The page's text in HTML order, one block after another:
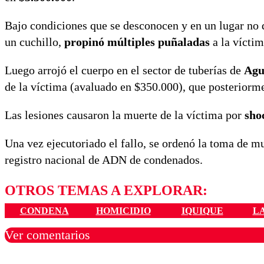
Bajo condiciones que se desconocen y en un lugar
un cuchillo, propinó múltiples puñaladas a la
Luego arrojó el cuerpo en el sector de tuberías de
de la víctima (avaluado en $350.000), que
Las lesiones causaron la muerte de la víctima por
Una vez ejecutoriado el fallo, se ordenó la toma de
registro nacional de ADN de condenados.
OTROS TEMAS A EXPLORAR:
CONDENA HOMICIDIO IQUIQUE
Ver comentarios